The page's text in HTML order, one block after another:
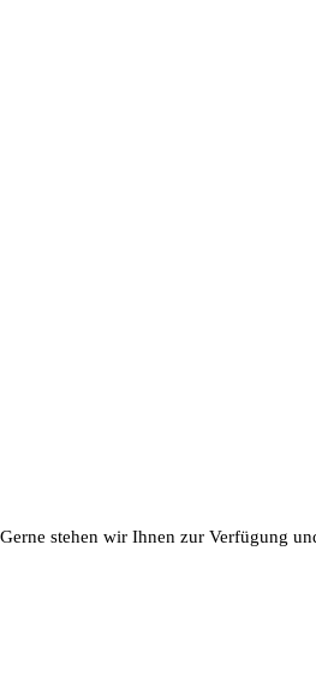
Gerne stehen wir Ihnen zur Verfügung